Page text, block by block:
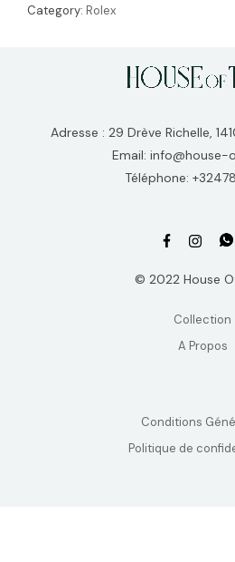
Category: Rolex
Adresse : 29 Drève Richelle,
Email:
Téléphone:
© 2022 House
Collection
A Propos
Conditions
Politique de